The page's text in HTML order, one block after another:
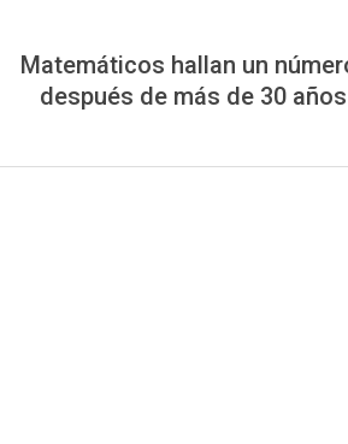
Matemáticos hallan un
después de más de 30